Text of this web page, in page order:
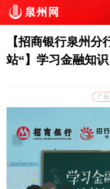
【招商银行泉州分
站“】学习金融知